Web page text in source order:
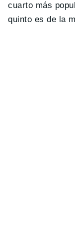
cuarto más
quinto es de la